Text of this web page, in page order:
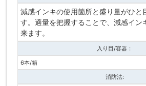
減感インキの使用箇所と盛り量がひと
す。適量を把握することで、減感イン
来ます。
入り目/容器：
6本/箱
消防法: